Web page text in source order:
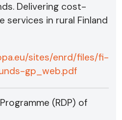
Delivering cost-
services in rural Finland
sites/enrd/files/fi-
gp_web.pdf
(RDP) of